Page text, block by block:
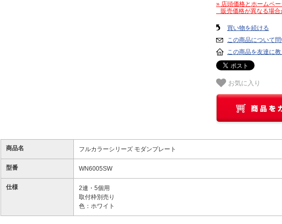
» 店頭価格とホームペ
販売価格が異なる場合
買い物を続ける
この商品について
この商品を友達に教
お気に入り
商品名 フルカラーシリーズ モダンプレート
型番 WN6005SW
仕様
2連・5個用
取付枠別売り
色：ホワイト